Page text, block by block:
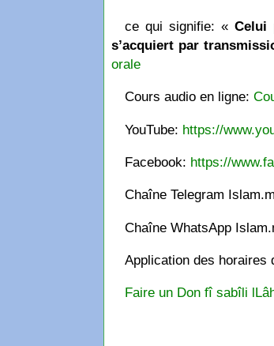
ce qui signifie: « Celui
s’acquiert par
orale
Cours audio en ligne:
YouTube: https://
Facebook: https://
Chaîne Telegram
Chaîne WhatsApp
Application des
Faire un Don fî sabîli